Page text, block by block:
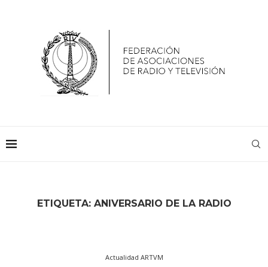
ETIQUETA: ANIVERSARIO DE LA RADIO
Actualidad ARTVM